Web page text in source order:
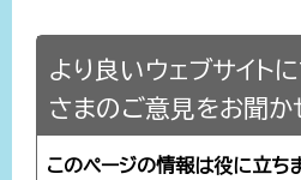
より良いウェブサイト
さまのご意見をお聞か
このページの情報は役に立ち